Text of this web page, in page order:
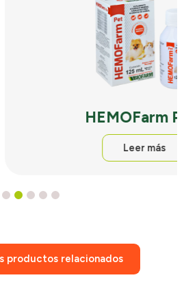
HEMOFarm PET
4 5
productos relacionados